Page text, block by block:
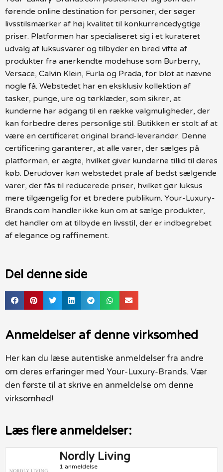
førende online destination for personer, der søger
livsstilsmærker af høj kvalitet til konkurrencedygtige
priser. Platformen har specialiseret sig i et kurateret
udvalg af luksusvarer og tilbyder en bred vifte af
produkter fra anerkendte modehuse som Burberry,
Versace, Calvin Klein, Furla og Prada, for blot at nævne
nogle få. Webstedet har en eksklusiv kollektion af
tasker, punge, ure og tørklæder, som sikrer, at
kunderne har adgang til en række valgmuligheder, der
kan forbedre deres personlige stil. Butikken er stolt af at
være en certificeret original brand-leverandør. Denne
certificering garanterer, at alle varer, der sælges på
platformen, er ægte, hvilket giver kunderne tillid til deres
køb. Derudover kan webstedet prale af bedst sælgende
varer, der fås til reducerede priser, hvilket gør luksus
mere tilgængelig for et bredere publikum. Your-Luxury-
Brands.com handler ikke kun om at sælge produkter,
det handler om at tilbyde en livsstil, der er indbegrebet
af elegance og raffinement.
Del denne side
Anmeldelser af denne virksomhed
Her kan du læse autentiske anmeldelser fra andre
om deres erfaringer med Your-Luxury-Brands. Vær
den første til at skrive en anmeldelse om denne
virksomhed!
Læs flere anmeldelser:
Nordly Living
1 anmeldelse